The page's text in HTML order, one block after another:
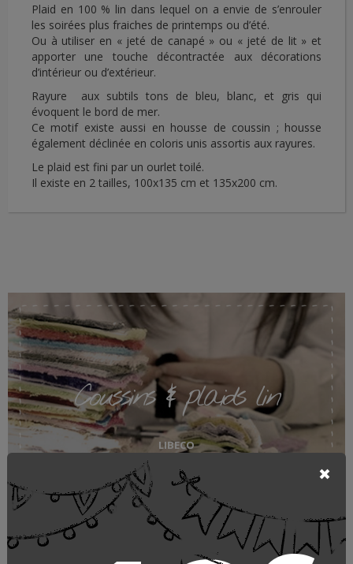
Plaid en 100 % lin dans lequel on a envie de s’enrouler
les soirées plus fraiches de printemps ou d’été.
Ou à utiliser en « jeté de canapé » ou « jeté de lit » et
apporter une touche décontractée aux décorations
d’intérieur ou d’extérieur.
Rayure aux subtils tons de bleu, blanc, et gris qui
évoquent le bord de mer.
Ce motif existe aussi en housse de coussin ; housse
également déclinée en coloris unis assortis aux rayures.
Le plaid est fini par un ourlet toilé.
Il existe en 2 tailles, 100x135 cm et 135x200 cm.
Coussins & plaids lin
LIBECO
LE FABRICANT